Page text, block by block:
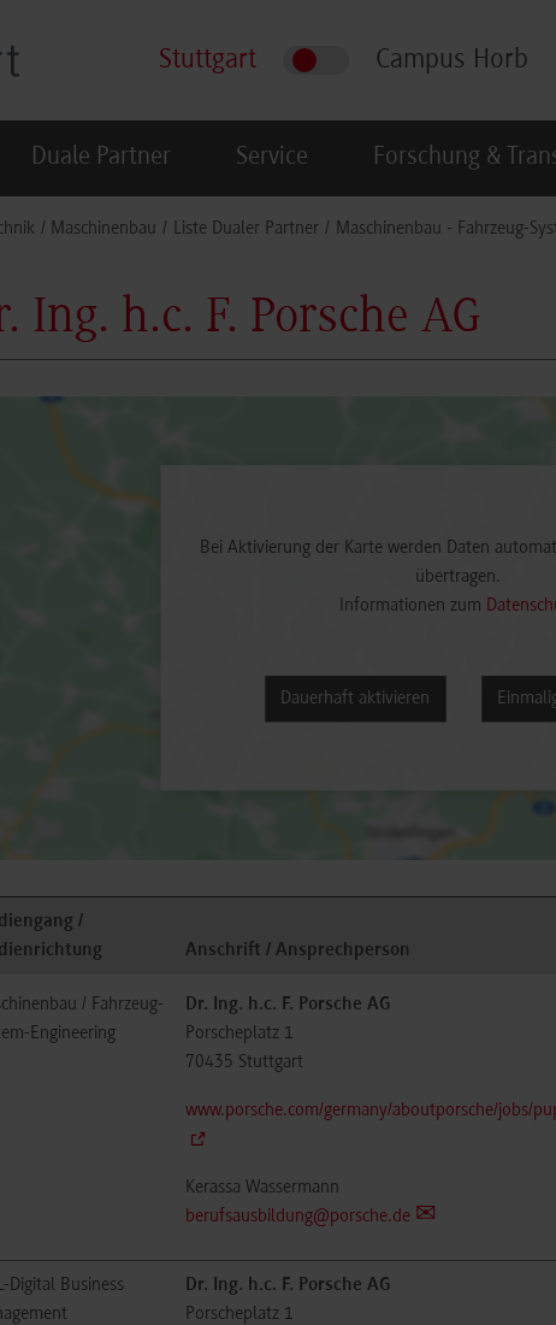
Stuttgart Campus Horb
Duale Partner Service Forschung &
Maschinenbau Liste Dualer Partner Maschinenbau - Fahrzeug-
Ing. h.c. F. Porsche AG
Bei Aktivierung der Karte werden Daten
übertragen.
Informationen zum
Dauerhaft aktivieren
/
Anschrift / Ansprechperson
/ Fahrzeug-
Engineering
Dr. Ing. h.c. F. Porsche AG
Porscheplatz 1
70435 Stuttgart
www.porsche.com/germany/aboutporsche/jobs/
Kerassa Wassermann
berufsausbildung@porsche.de
Digital Business
Dr. Ing. h.c. F. Porsche AG
Porscheplatz 1